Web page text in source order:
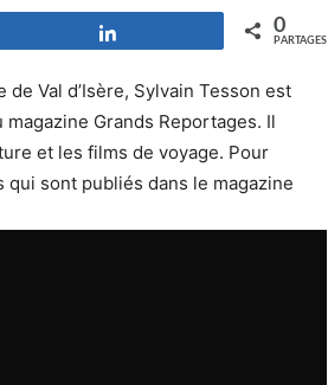
0
PARTAGES
Val d’Isère, Sylvain Tesson est
Grands Reportages. Il
et les films de voyage. Pour
qui sont publiés dans le magazine